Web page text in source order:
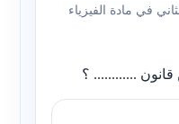
............ ؟